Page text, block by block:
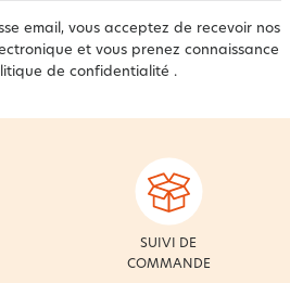
email, vous acceptez de recevoir nos
et vous prenez connaissance
de confidentialité .
SUIVI DE
COMMANDE